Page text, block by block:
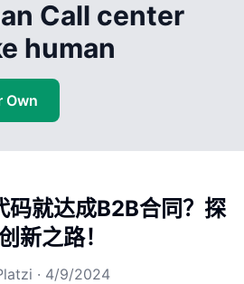
Call center
human
Own
码就达成B2B合同？探
新之路！
· 4/9/2024